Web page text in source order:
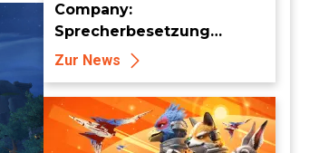
Company:
Sprecherbesetzung
enthüllt und Auftritt auf
der San Diego Comic Con
angekündigt
Zur News